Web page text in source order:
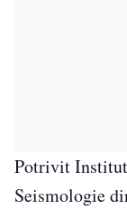
Potrivit
Seismologie